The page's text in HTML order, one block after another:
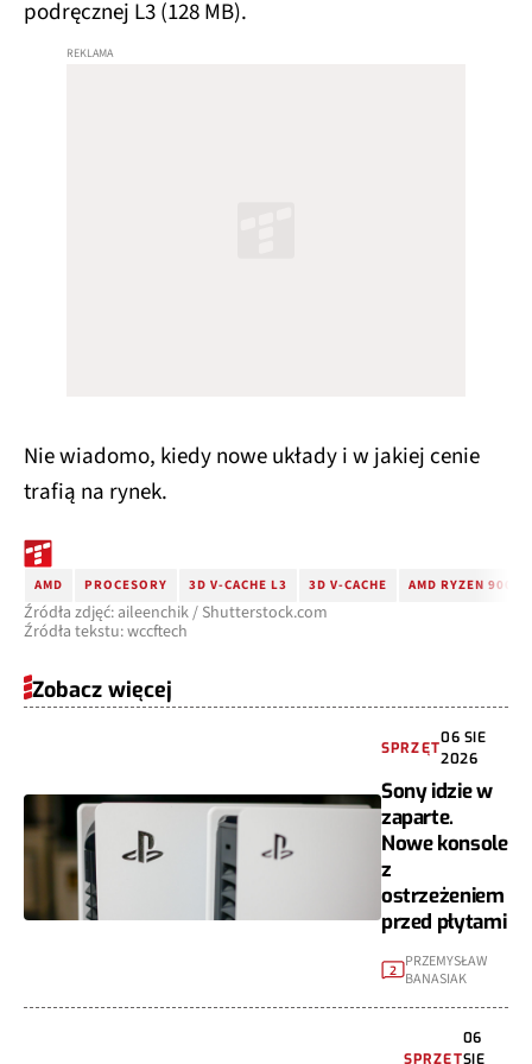
podręcznej L3 (128 MB).
Nie wiadomo, kiedy nowe układy i w jakiej cenie
trafią na rynek.
AMD PROCESORY 3D V-CACHE L3 3D V-CACHE AMD RYZEN 9000
Źródła zdjęć: aileenchik / Shutterstock.com
Źródła tekstu: wccftech
Zobacz więcej
SPRZĘT
06 SIE
2026
Sony idzie w
zaparte.
Nowe konsole
z
ostrzeżeniem
przed płytami
2 PRZEMYSŁAW
BANASIAK
SPRZĘT
06
SIE